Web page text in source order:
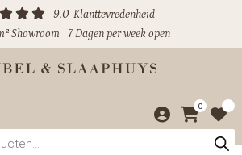
9.0 Klanttevredenheid
Showroom
7 Dagen per week open
0